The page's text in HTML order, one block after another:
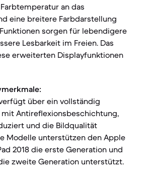
an das
eine breitere Farbdarstellung
Funktionen sorgen für lebendigere
Lesbarkeit im Freien. Das
erweiterten Displayfunktionen
über ein vollständig
Antireflexionsbeschichtung,
und die Bildqualität
Modelle unterstützen den Apple
2018 die erste Generation und
zweite Generation unterstützt.